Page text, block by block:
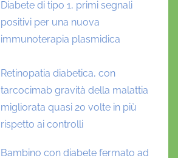
Diabete di tipo 1, primi segnali
positivi per una nuova
immunoterapia plasmidica
Retinopatia diabetica, con
tarcocimab gravità della malattia
migliorata quasi 20 volte in più
rispetto ai controlli
Bambino con diabete fermato ad